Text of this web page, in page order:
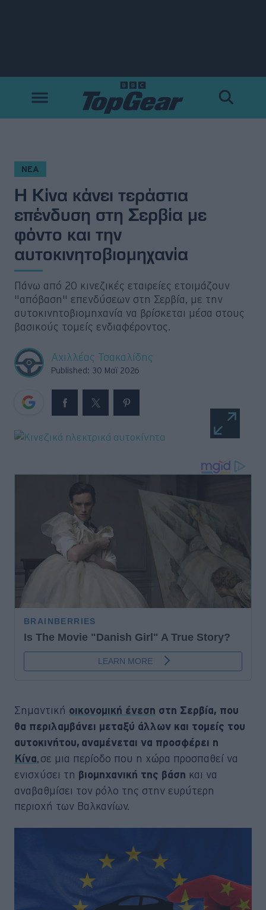
ΝΕΑ
Η Κίνα κάνει τεράστια
επένδυση στη Σερβία με
φόντο και την
αυτοκινητοβιομηχανία
Πάνω από 20 κινεζικές εταιρείες ετοιμάζουν
"απόβαση" επενδύσεων στη Σερβία, με την
αυτοκινητοβιομηχανία να βρίσκεται μέσα στους
βασικούς τομείς ενδιαφέροντος.
Αχιλλέας Τσακαλίδης
Published: 30 Μαϊ 2026
Σημαντική οικονομική ένεση στη Σερβία, που
θα περιλαμβάνει μεταξύ άλλων και τομείς του
αυτοκινήτου, αναμένεται να προσφέρει η
Κίνα, σε μια περίοδο που η χώρα προσπαθεί να
ενισχύσει τη βιομηχανική της βάση και να
αναβαθμίσει τον ρόλο της στην ευρύτερη
περιοχή των Βαλκανίων.
Δοκιμές
Motorsport
Άποψη
Viral
Big Reads
Retro
Moto
Συνεντεύξεις